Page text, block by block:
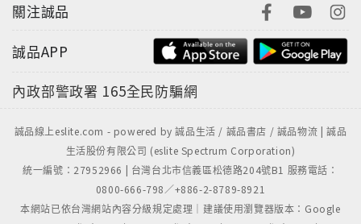
關注誠品
誠品APP
內政部警政署 165全民防騙網
誠品線上eslite.com - powered by 誠品生活 / 誠品書店 / 誠品物流 | 誠品
生活股份有限公司 (eslite Spectrum Corporation)
統一編號：27952966 | 台灣台北市信義區松德路204號B1 服務電話：
0800-666-798／+886-2-8789-8921
本網站已依台灣網站內容分級規定處理｜建議使用瀏覽器版本：Google